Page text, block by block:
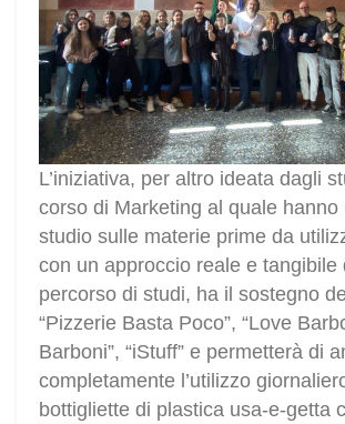
L’iniziativa, per altro ideata dagli
corso di Marketing al quale hanno
studio sulle materie prime da
con un approccio reale e tangibile
percorso di studi, ha il sostegno
“Pizzerie Basta Poco”, “Love
Barboni”, “iStuff” e permetterà di
completamente l’utilizzo
bottigliette di plastica usa-e-getta